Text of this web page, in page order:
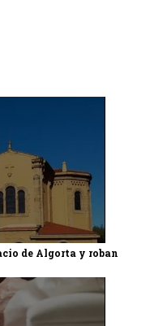
de Algorta y roban